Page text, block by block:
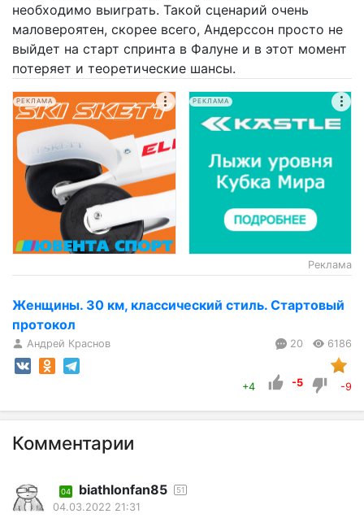
необходимо выиграть. Такой сценарий очень
маловероятен, скорее всего, Андерссон просто не
выйдет на старт спринта в Фалуне и в этот момент
потеряет и теоретические шансы.
РЕКЛАМА РЕКЛАМА
Реклама
Женщины. 30 км, классический стиль. Стартовый
протокол
Андрей Краснов 20 6186
+4 -5 -9
Комментарии
04 biathlonfan85 51
04.03.2022 21:31